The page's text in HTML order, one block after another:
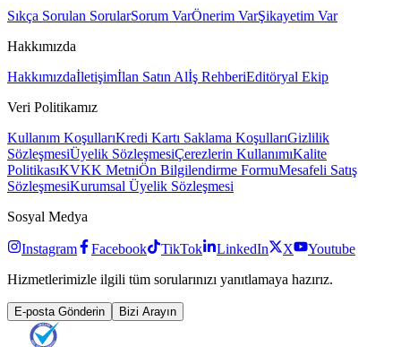
Sıkça Sorulan SorularSorum VarÖnerim VarŞikayetim Var
Hakkımızda
Hakkımızdaİletişimİlan Satın Alİş RehberiEditöryal Ekip
Veri Politikamız
Kullanım KoşullarıKredi Kartı Saklama KoşullarıGizlilik
SözleşmesiÜyelik SözleşmesiÇerezlerin KullanımıKalite
PolitikasıKVKK MetniÖn Bilgilendirme FormuMesafeli Satış
SözleşmesiKurumsal Üyelik Sözleşmesi
Sosyal Medya
Instagram Facebook TikTok LinkedIn X
Youtube
Hizmetlerimizle ilgili tüm sorularınızı yanıtlamaya hazırız.
E-posta Gönderin Bizi Arayın